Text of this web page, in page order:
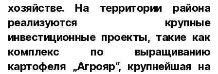
хозяйстве. На территории района
реализуются крупные
инвестиционные проекты, такие как
комплекс по выращиванию
картофеля „Агрояр“, крупнейшая на